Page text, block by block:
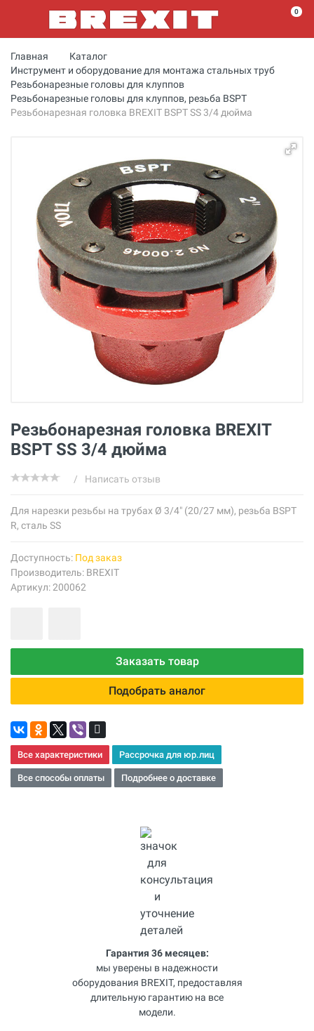
0
Главная
Каталог
Инструмент и оборудование для монтажа стальных труб
Резьбонарезные головы для клуппов
Резьбонарезные головы для клуппов, резьба BSPT
Резьбонарезная головка BREXIT BSPT SS 3/4 дюйма
Резьбонарезная головка BREXIT
BSPT SS 3/4 дюйма
/ Написать отзыв
Для нарезки резьбы на трубах Ø 3/4" (20/27 мм), резьба BSPT
R, сталь SS
Доступность: Под заказ
Производитель: BREXIT
Артикул: 200062
Заказать товар
Подобрать аналог
Все характеристики Рассрочка для юр.лиц
Все способы оплаты Подробнее о доставке
Гарантия 36 месяцев:
мы уверены в надежности
оборудования BREXIT, предоставляя
длительную гарантию на все
модели.